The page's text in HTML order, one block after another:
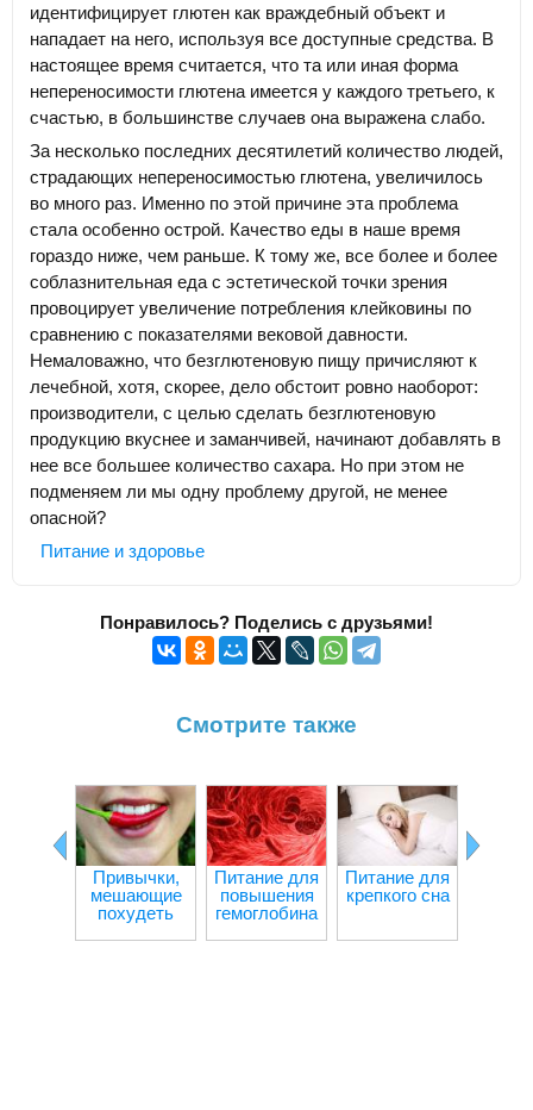
идентифицирует глютен как враждебный объект и
нападает на него, используя все доступные средства. В
настоящее время считается, что та или иная форма
непереносимости глютена имеется у каждого третьего, к
счастью, в большинстве случаев она выражена слабо.
За несколько последних десятилетий количество людей,
страдающих непереносимостью глютена, увеличилось
во много раз. Именно по этой причине эта проблема
стала особенно острой. Качество еды в наше время
гораздо ниже, чем раньше. К тому же, все более и более
соблазнительная еда с эстетической точки зрения
провоцирует увеличение потребления клейковины по
сравнению с показателями вековой давности.
Немаловажно, что безглютеновую пищу причисляют к
лечебной, хотя, скорее, дело обстоит ровно наоборот:
производители, с целью сделать безглютеновую
продукцию вкуснее и заманчивей, начинают добавлять в
нее все большее количество сахара. Но при этом не
подменяем ли мы одну проблему другой, не менее
опасной?
Питание и здоровье
Понравилось? Поделись с друзьями!
Смотрите также
Привычки,
мешающие
похудеть
Питание для
повышения
гемоглобина
Питание для
крепкого сна